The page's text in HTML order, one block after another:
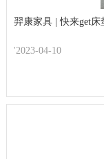
羿康家具 | 快来get床
'2023-04-10